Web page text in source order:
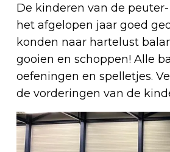
De kinderen van de
het afgelopen jaar goed
konden naar hartelust
gooien en schoppen! Alle
oefeningen en spelletjes.
de vorderingen van de